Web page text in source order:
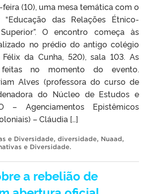
(10), uma mesa temática com o
“Educação das Relações Étnico-
O encontro começa às
no prédio do antigo colégio
da Cunha, 520), sala 103. As
feitas no momento do evento.
Alves (professora do curso de
do Núcleo de Estudos e
– Agenciamentos Epistêmicos
– Cláudia […]
e Diversidade, diversidade, Nuaad,
e Diversidade.
a rebelião de